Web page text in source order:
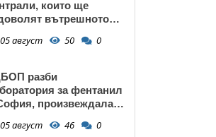
които ще
вътрешното
05 август 50 0
разби
за фентанил
произвеждала
05 август 46 0